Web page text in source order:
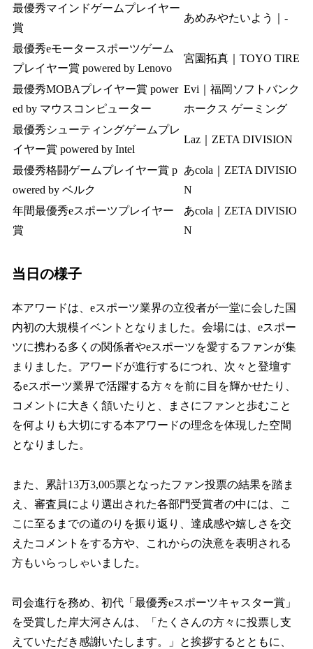
最優秀マインドゲームプレイヤー
賞
あめみやたいよう｜-
最優秀eモータースポーツゲーム
プレイヤー賞 powered by Lenovo
宮園拓真｜TOYO TIRE
最優秀MOBAプレイヤー賞 power
ed by マウスコンピューター
Evi｜福岡ソフトバンク
ホークス ゲーミング
最優秀シューティングゲームプレ
イヤー賞 powered by Intel
Laz｜ZETA DIVISION
最優秀格闘ゲームプレイヤー賞 p
owered by ベルク
あcola｜ZETA DIVISIO
N
年間最優秀eスポーツプレイヤー
賞
あcola｜ZETA DIVISIO
N
当日の様子
本アワードは、eスポーツ業界の立役者が一堂に会した国
内初の大規模イベントとなりました。会場には、eスポー
ツに携わる多くの関係者やeスポーツを愛するファンが集
まりました。アワードが進行するにつれ、次々と登壇す
るeスポーツ業界で活躍する方々を前に目を輝かせたり、
コメントに大きく頷いたりと、まさにファンと歩むこと
を何よりも大切にする本アワードの理念を体現した空間
となりました。
また、累計13万3,005票となったファン投票の結果を踏ま
え、審査員により選出された各部門受賞者の中には、こ
こに至るまでの道のりを振り返り、達成感や嬉しさを交
えたコメントをする方や、これからの決意を表明される
方もいらっしゃいました。
司会進行を務め、初代「最優秀eスポーツキャスター賞」
を受賞した岸大河さんは、「たくさんの方々に投票し支
えていただき感謝いたします。」と挨拶するとともに、